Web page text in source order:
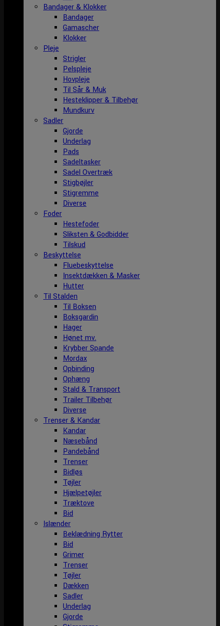
Bandager & Klokker
Bandager
Gamascher
Klokker
Pleje
Strigler
Pelspleje
Hovpleje
Til Sår & Muk
Hesteklipper & Tilbehør
Mundkurv
Sadler
Gjorde
Underlag
Pads
Sadeltasker
Sadel Overtræk
Stigbøjler
Stigremme
Diverse
Foder
Hestefoder
Sliksten & Godbidder
Tilskud
Beskyttelse
Fluebeskyttelse
Insektdækken & Masker
Hutter
Til Stalden
Til Boksen
Boksgardin
Hager
Hønet mv.
Krybber Spande
Mordax
Opbinding
Ophæng
Stald & Transport
Trailer Tilbehør
Diverse
Trenser & Kandar
Kandar
Næsebånd
Pandebånd
Trenser
Bidløs
Tøjler
Hjælpetøjler
Træktove
Bid
Islænder
Beklædning Rytter
Bid
Grimer
Trenser
Tøjler
Dækken
Sadler
Underlag
Gjorde